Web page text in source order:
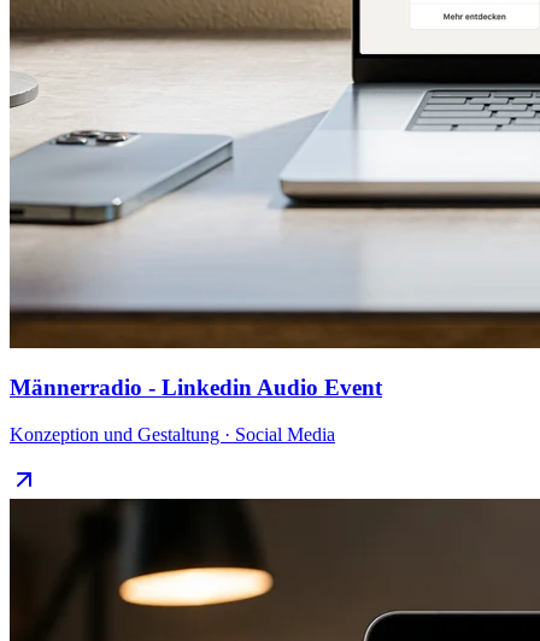
Männerradio - Linkedin Audio Event
Konzeption und Gestaltung · Social Media